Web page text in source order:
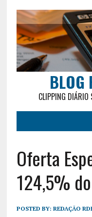
BLOG
CLIPPING DIÁRIO
Oferta
124,5%
POSTED BY: REDAÇÃO